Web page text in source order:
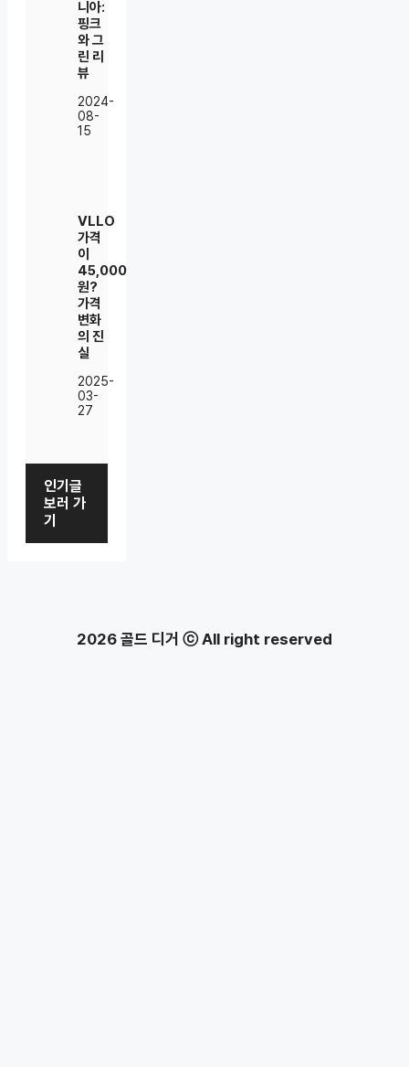
니아:
핑크
와 그
린 리
뷰
2024-
08-
15
VLLO
가격
이
45,000
원?
가격
변화
의 진
실
2025-
03-
27
인기글
보러 가
기
2026 골드 디거 ⓒ All right reserved